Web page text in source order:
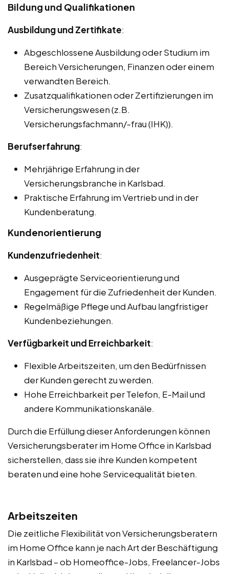
Bildung und Qualifikationen
Ausbildung und Zertifikate:
Abgeschlossene Ausbildung oder Studium im
Bereich Versicherungen, Finanzen oder einem
verwandten Bereich.
Zusatzqualifikationen oder Zertifizierungen im
Versicherungswesen (z.B.
Versicherungsfachmann/-frau (IHK)).
Berufserfahrung:
Mehrjährige Erfahrung in der
Versicherungsbranche in Karlsbad.
Praktische Erfahrung im Vertrieb und in der
Kundenberatung.
Kundenorientierung
Kundenzufriedenheit:
Ausgeprägte Serviceorientierung und
Engagement für die Zufriedenheit der Kunden.
Regelmäßige Pflege und Aufbau langfristiger
Kundenbeziehungen.
Verfügbarkeit und Erreichbarkeit:
Flexible Arbeitszeiten, um den Bedürfnissen
der Kunden gerecht zu werden.
Hohe Erreichbarkeit per Telefon, E-Mail und
andere Kommunikationskanäle.
Durch die Erfüllung dieser Anforderungen können
Versicherungsberater im Home Office in Karlsbad
sicherstellen, dass sie ihre Kunden kompetent
beraten und eine hohe Servicequalität bieten.
Arbeitszeiten
Die zeitliche Flexibilität von Versicherungsberatern
im Home Office kann je nach Art der Beschäftigung
in Karlsbad – ob Homeoffice-Jobs, Freelancer-Jobs